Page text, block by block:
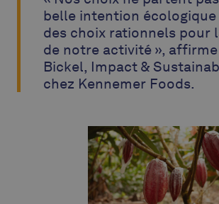
belle intention écologique
des choix rationnels pour
de notre activité »,
Bickel, Impact &
chez Kennemer Foods.